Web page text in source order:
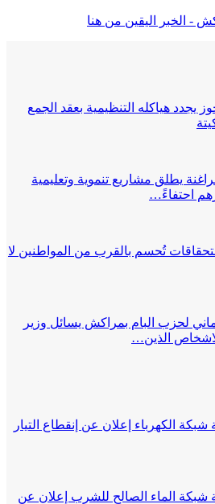
- الخبر اليقين من هنا
يجدد هياكله التنظيمية بعقد الجمع
يطلق مشاريع تنموية وتعليمية
تُحسم بالقرب من المواطنين لا
لحزب البام بمراكش يسائل وزير
الذين…
الكهرباء إعلان عن إنقطاع التيار
الماء الصالح للشرب إعلان عن